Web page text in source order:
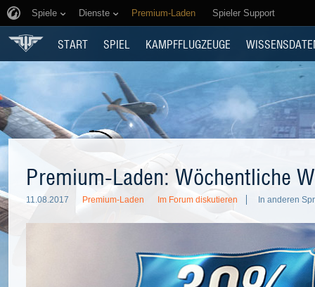
Spiele Dienste Premium-Laden Spieler Support
START SPIEL KAMPFFLUGZEUGE
Premium-Laden: Wöchentliche
11.08.2017 Premium-Laden Im Forum diskutieren In anderen